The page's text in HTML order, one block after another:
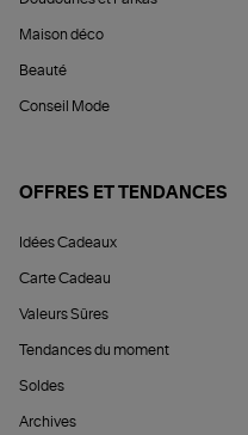
Maison déco
Beauté
Conseil Mode
OFFRES ET TENDANCES
Idées Cadeaux
Carte Cadeau
Valeurs Sûres
Tendances du moment
Soldes
Archives